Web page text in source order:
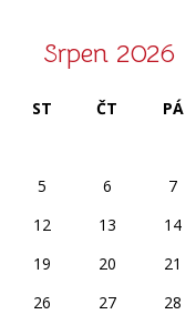
Srpen 2026
ST ČT PÁ
5 6 7
12 13 14
19 20 21
26 27 28